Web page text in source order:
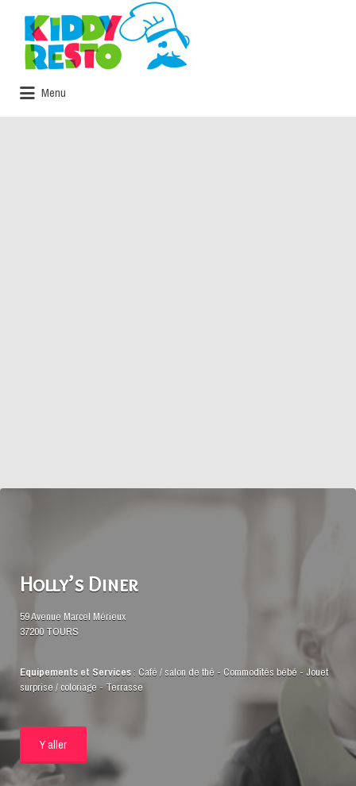
Rechercher:
Menu
Holly’s Diner
59 Avenue Marcel Mérieux
37200 TOURS
Equipements et Services: Café / salon de thé - Commodités bébé - Jouet
surprise / coloriage-Terrasse
Y aller